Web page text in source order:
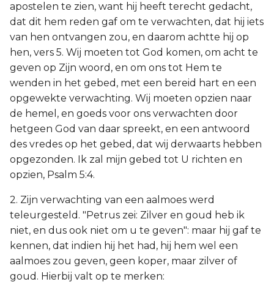
apostelen te zien, want hij heeft terecht gedacht,
dat dit hem reden gaf om te verwachten, dat hij iets
van hen ontvangen zou, en daarom achtte hij op
hen, vers 5. Wij moeten tot God komen, om acht te
geven op Zijn woord, en om ons tot Hem te
wenden in het gebed, met een bereid hart en een
opgewekte verwachting. Wij moeten opzien naar
de hemel, en goeds voor ons verwachten door
hetgeen God van daar spreekt, en een antwoord
des vredes op het gebed, dat wij derwaarts hebben
opgezonden. Ik zal mijn gebed tot U richten en
opzien, Psalm 5:4.
2. Zijn verwachting van een aalmoes werd
teleurgesteld. "Petrus zei: Zilver en goud heb ik
niet, en dus ook niet om u te geven": maar hij gaf te
kennen, dat indien hij het had, hij hem wel een
aalmoes zou geven, geen koper, maar zilver of
goud. Hierbij valt op te merken: